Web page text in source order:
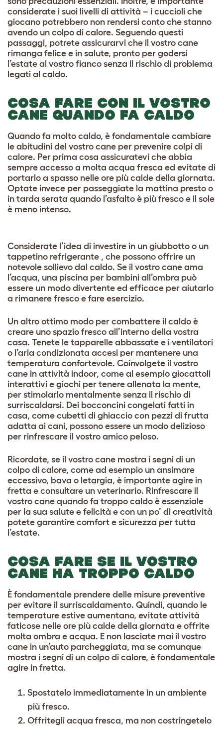
considerate i suoi livelli di attività – i cuccioli che
giocano potrebbero non rendersi conto che stanno
avendo un colpo di calore. Seguendo questi
passaggi, potrete assicurarvi che il vostro cane
rimanga felice e in salute, pronto per godersi
l’estate al vostro fianco senza il rischio di problema
legati al caldo.
COSA FARE CON IL VOSTRO
CANE QUANDO FA CALDO
Quando fa molto caldo, è fondamentale cambiare
le abitudini del vostro cane per prevenire colpi di
calore. Per prima cosa assicuratevi che abbia
sempre accesso a molta acqua fresca ed evitate di
portarlo a spasso nelle ore più calde della giornata.
Optate invece per passeggiate la mattina presto o
in tarda serata quando l’asfalto è più fresco e il sole
è meno intenso.
Considerate l’idea di investire in un giubbotto o un
tappetino refrigerante , che possono offrire un
notevole sollievo dal caldo. Se il vostro cane ama
l’acqua, una piscina per bambini all’ombra può
essere un modo divertente ed efficace per aiutarlo
a rimanere fresco e fare esercizio.
Un altro ottimo modo per combattere il caldo è
creare uno spazio fresco all’interno della vostra
casa. Tenete le tapparelle abbassate e i ventilatori
o l’aria condizionata accesi per mantenere una
temperatura confortevole. Coinvolgete il vostro
cane in attività indoor, come al esempio giocattoli
interattivi e giochi per tenere allenata la mente,
per stimolarlo mentalmente senza il rischio di
surriscaldarsi. Dei bocconcini congelati fatti in
casa, come cubetti di ghiaccio con pezzi di frutta
adatta ai cani, possono essere un modo delizioso
per rinfrescare il vostro amico peloso.
Ricordate, se il vostro cane mostra i segni di un
colpo di calore, come ad esempio un ansimare
eccessivo, bava o letargia, è importante agire in
fretta e consultare un veterinario. Rinfrescare il
vostro cane quando fa troppo caldo è essenziale
per la sua salute e felicità e con un po’ di creatività
potete garantire comfort e sicurezza per tutta
l’estate.
COSA FARE SE IL VOSTRO
CANE HA TROPPO CALDO
È fondamentale prendere delle misure preventive
per evitare il surriscaldamento. Quindi, quando le
temperature estive aumentano, evitate attività
faticose nelle ore più calde della giornata e offrite
molta ombra e acqua. E non lasciate mai il vostro
cane in un’auto parcheggiata, ma se comunque
mostra i segni di un colpo di calore, è fondamentale
agire in fretta.
Spostatelo immediatamente in un ambiente
più fresco.
Offritegli acqua fresca, ma non costringetelo